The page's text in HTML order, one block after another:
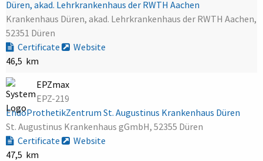
Düren, akad. Lehrkrankenhaus der RWTH Aachen
Krankenhaus Düren, akad. Lehrkrankenhaus der RWTH Aachen,
52351 Düren
Certificate
Website
46,5 km
EPZmax
EPZ-219
EndoProthetikZentrum St. Augustinus Krankenhaus Düren
St. Augustinus Krankenhaus gGmbH, 52355 Düren
Certificate
Website
47,5 km